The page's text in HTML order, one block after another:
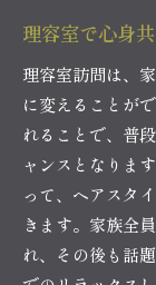
理容室で心身
理容室訪問は、
に変えることが
れることで、普
ャンスとなりま
って、ヘアスタ
きます。家族全
れ、その後も話